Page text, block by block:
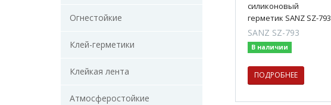
Огнестойкие
Клей-герметики
Клейкая лента
Атмосферостойкие
силиконовый
герметик SANZ SZ-793
SANZ SZ-793
В наличии
ПОДРОБНЕЕ